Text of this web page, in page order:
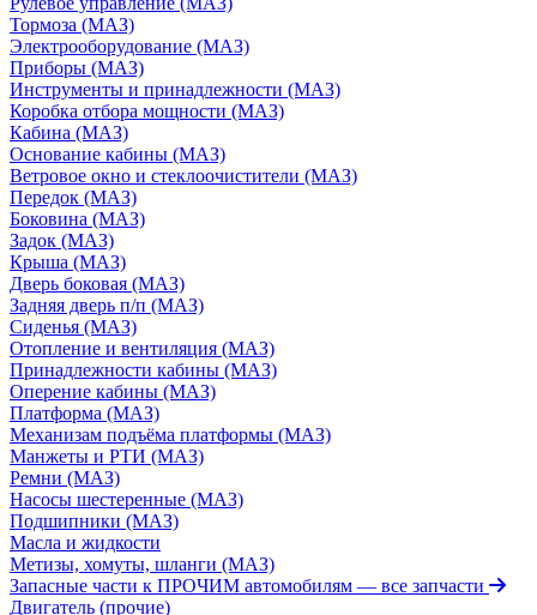
Тормоза (МАЗ)
Электрооборудование (МАЗ)
Приборы (МАЗ)
Инструменты и принадлежности (МАЗ)
Коробка отбора мощности (МАЗ)
Кабина (МАЗ)
Основание кабины (МАЗ)
Ветровое окно и стеклоочистители (МАЗ)
Передок (МАЗ)
Боковина (МАЗ)
Задок (МАЗ)
Крыша (МАЗ)
Дверь боковая (МАЗ)
Задняя дверь п/п (МАЗ)
Сиденья (МАЗ)
Отопление и вентиляция (МАЗ)
Принадлежности кабины (МАЗ)
Оперение кабины (МАЗ)
Платформа (МАЗ)
Механизам подъёма платформы (МАЗ)
Манжеты и РТИ (МАЗ)
Ремни (МАЗ)
Насосы шестеренные (МАЗ)
Подшипники (МАЗ)
Масла и жидкости
Метизы, хомуты, шланги (МАЗ)
Запасные части к ПРОЧИМ автомобилям — все запчасти
Двигатель (прочие)